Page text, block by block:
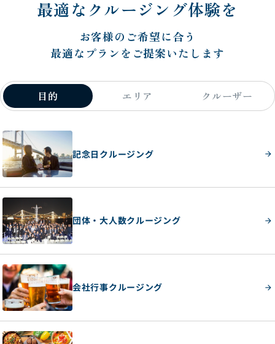
最適なクルージング体験を
お客様のご希望に合う
最適なプランをご提案いたします
目的 エリア クルーザー
記念日クルージング
団体・大人数クルージング
会社行事クルージング